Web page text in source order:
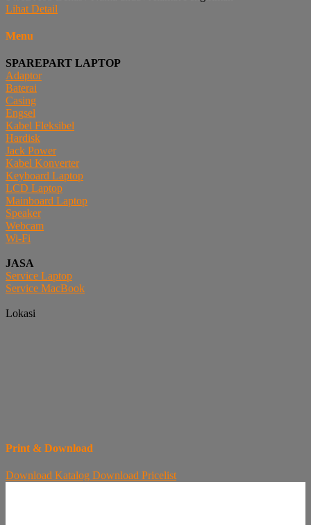
Lihat Detail
Menu
SPAREPART LAPTOP
Adaptor
Baterai
Casing
Engsel
Kabel Fleksibel
Hardisk
Jack Power
Kabel Konverter
Keyboard Laptop
LCD Laptop
Mainboard Laptop
Speaker
Webcam
Wi-Fi
JASA
Service Laptop
Service MacBook
Lokasi
Print & Download
Download Katalog Download Pricelist